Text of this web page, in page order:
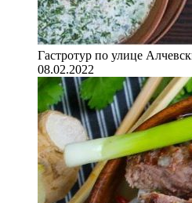
Гастротур по улице
08.02.2022